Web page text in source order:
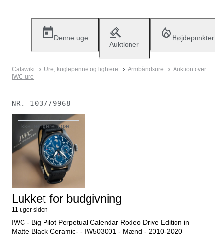
Denne uge
Auktioner
Højdepunkter
Catawiki Ure, kuglepenne og lightere Armbåndsure
Auktion over
IWC-ure
NR. 103779968
Ikke længere tilgængelig
Lukket for budgivning
11 uger siden
IWC - Big Pilot Perpetual Calendar Rodeo Drive Edition in
Matte Black Ceramic- - IW503001 - Mænd - 2010-2020